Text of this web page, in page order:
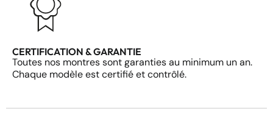
CERTIFICATION & GARANTIE
Toutes nos montres sont garanties au minimum un an.
Chaque modèle est certifié et contrôlé.